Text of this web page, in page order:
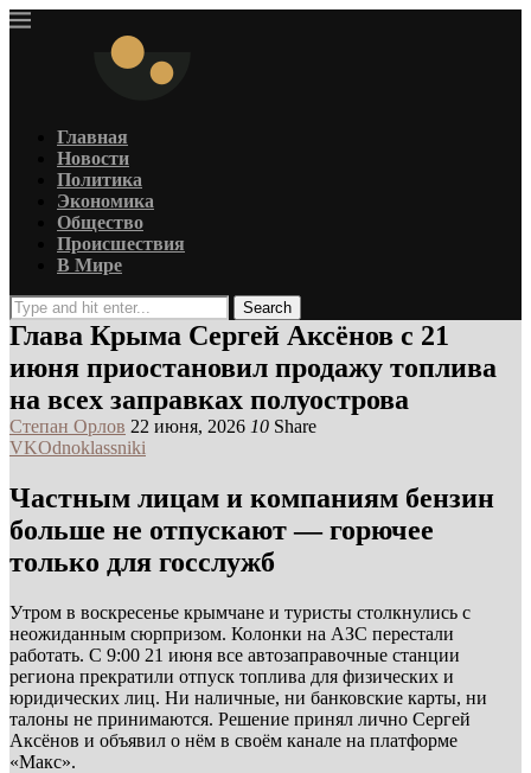
Главная
Новости
Политика
Экономика
Общество
Происшествия
В Мире
Search
Глава Крыма Сергей Аксёнов с 21
июня приостановил продажу топлива
на всех заправках полуострова
Степан Орлов 22 июня, 2026 10 Share
VKOdnoklassniki
Частным лицам и компаниям бензин
больше не отпускают — горючее
только для госслужб
Утром в воскресенье крымчане и туристы столкнулись с
неожиданным сюрпризом. Колонки на АЗС перестали
работать. С 9:00 21 июня все автозаправочные станции
региона прекратили отпуск топлива для физических и
юридических лиц. Ни наличные, ни банковские карты, ни
талоны не принимаются. Решение принял лично Сергей
Аксёнов и объявил о нём в своём канале на платформе
«Макс».